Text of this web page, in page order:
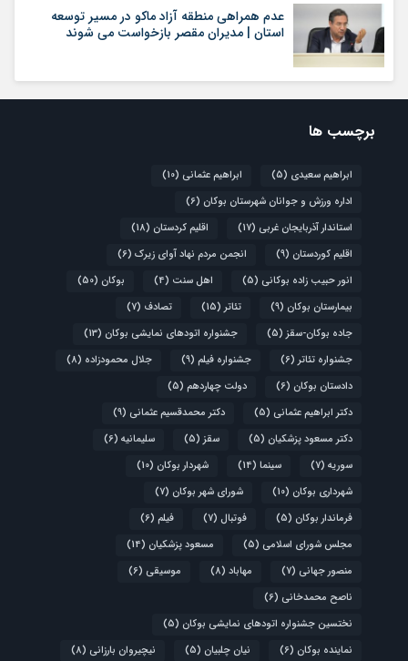
عدم همراهی منطقه آزاد ماکو در مسیر توسعه
استان | مدیران مقصر بازخواست می شوند
برچسب ها
ابراهیم سعیدی (5) ابراهیم عثمانی (10)
اداره ورزش و جوانان شهرستان بوکان (6)
استاندار آذربایجان غربی (17) اقلیم کردستان (18)
اقلیم کوردستان (9) انجمن مردم نهاد آوای زیرک (6)
انور حبیب زاده بوکانی (5) اهل سنت (4) بوکان (50)
بیمارستان بوکان (9) تئاتر (15) تصادف (7)
جاده بوکان-سقز (5) جشنواره اتودهای نمایشی بوکان (13)
جشنواره تئاتر (6) جشنواره فیلم (9) جلال محمودزاده (8)
دادستان بوکان (6) دولت چهاردهم (5)
دکتر ابراهیم عثمانی (5) دکتر محمدقسیم عثمانی (9)
دکتر مسعود پزشکیان (5) سقز (5) سلیمانیه (6)
سوریه (7) سینما (14) شهردار بوکان (10)
شهرداری بوکان (10) شورای شهر بوکان (7)
فرماندار بوکان (5) فوتبال (7) فیلم (6)
مجلس شورای اسلامی (5) مسعود پزشکیان (14)
منصور جهانی (7) مهاباد (8) موسیقی (6)
ناصح محمدخانی (6)
نختسین جشنواره اتودهای نمایشی بوکان (5)
نماینده بوکان (6) نیان چلبیان (5) نیچیروان بارزانی (8)